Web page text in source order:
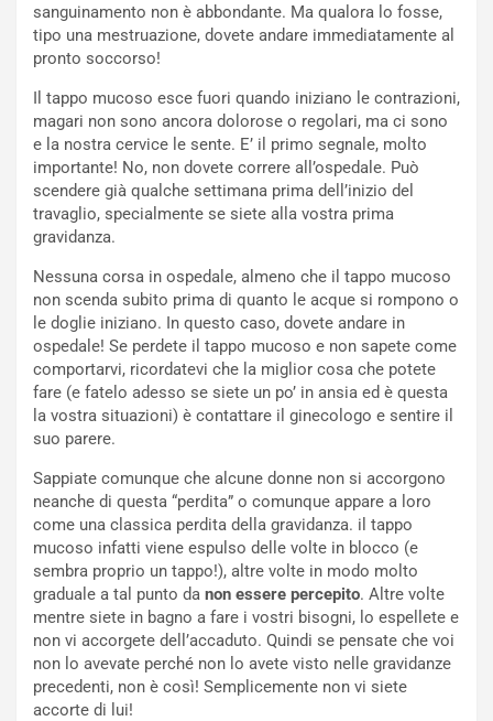
sanguinamento non è abbondante. Ma qualora lo fosse,
tipo una mestruazione, dovete andare immediatamente al
pronto soccorso!
Il tappo mucoso esce fuori quando iniziano le contrazioni,
magari non sono ancora dolorose o regolari, ma ci sono
e la nostra cervice le sente. E’ il primo segnale, molto
importante! No, non dovete correre all’ospedale. Può
scendere già qualche settimana prima dell’inizio del
travaglio, specialmente se siete alla vostra prima
gravidanza.
Nessuna corsa in ospedale, almeno che il tappo mucoso
non scenda subito prima di quanto le acque si rompono o
le doglie iniziano. In questo caso, dovete andare in
ospedale! Se perdete il tappo mucoso e non sapete come
comportarvi, ricordatevi che la miglior cosa che potete
fare (e fatelo adesso se siete un po’ in ansia ed è questa
la vostra situazioni) è contattare il ginecologo e sentire il
suo parere.
Sappiate comunque che alcune donne non si accorgono
neanche di questa “perdita” o comunque appare a loro
come una classica perdita della gravidanza. il tappo
mucoso infatti viene espulso delle volte in blocco (e
sembra proprio un tappo!), altre volte in modo molto
graduale a tal punto da non essere percepito. Altre volte
mentre siete in bagno a fare i vostri bisogni, lo espellete e
non vi accorgete dell’accaduto. Quindi se pensate che voi
non lo avevate perché non lo avete visto nelle gravidanze
precedenti, non è così! Semplicemente non vi siete
accorte di lui!